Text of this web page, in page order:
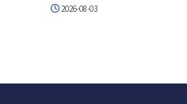
2026-08-03